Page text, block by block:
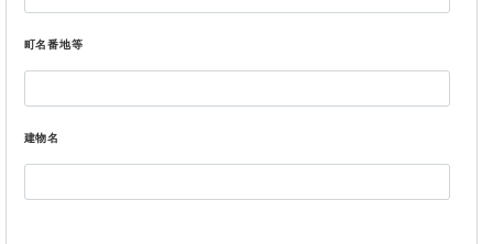
町名番地等
建物名